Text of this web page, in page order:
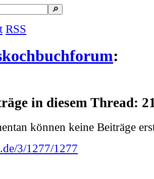
RSS
:
in diesem Thread:
können keine Beiträge
3/1277/1277